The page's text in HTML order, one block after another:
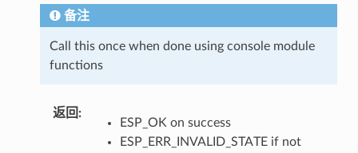
备注
Call this once when done using console module
functions
返回 :
ESP_OK on success
ESP_ERR_INVALID_STATE if not